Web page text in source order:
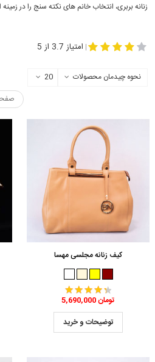
زنانه بربری، انتخاب خانم های نکته سنج را در
| امتیاز 3.7 از 5
نحوه چیدمان محصولات
20
کیف زنانه مجلسی مهسا
5,690,000 تومان
توضیحات و خرید